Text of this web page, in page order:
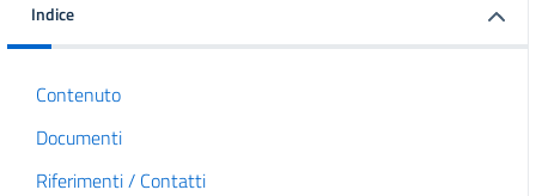
Indice
Contenuto
Documenti
Riferimenti / Contatti